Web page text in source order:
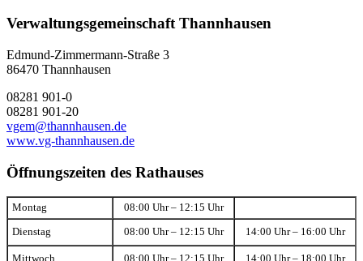
Verwaltungsgemeinschaft Thannhausen
Edmund-Zimmermann-Straße 3
86470 Thannhausen
08281 901-0
08281 901-20
vgem@thannhausen.de
www.vg-thannhausen.de
Öffnungszeiten des Rathauses
Montag 08:00 Uhr – 12:15 Uhr
Dienstag 08:00 Uhr – 12:15 Uhr 14:00 Uhr – 16:00 Uhr